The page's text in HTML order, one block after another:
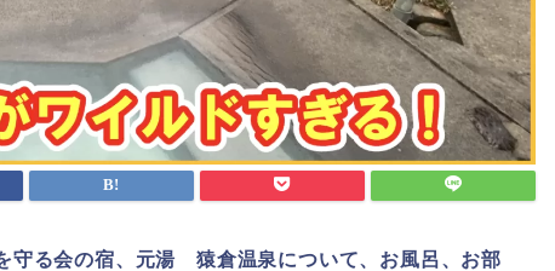
守る会の宿、元湯 猿倉温泉について、 お風呂、お部